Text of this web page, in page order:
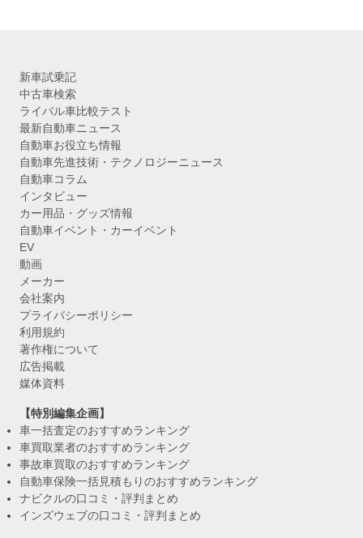
新車試乗記
中古車検索
ライバル車比較テスト
最新自動車ニュース
自動車お役立ち情報
自動車先進技術・テクノロジーニュース
自動車コラム
インタビュー
カー用品・グッズ情報
自動車イベント・カーイベント
EV
動画
メーカー
会社案内
プライバシーポリシー
利用規約
著作権について
広告掲載
媒体資料
【特別編集企画】
車一括査定のおすすめランキング
車買取業者のおすすめランキング
事故車買取のおすすめランキング
自動車保険一括見積もりのおすすめランキング
ナビクルの口コミ・評判まとめ
インズウェブの口コミ・評判まとめ